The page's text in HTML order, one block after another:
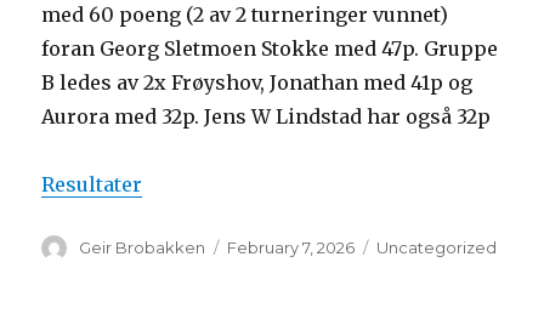
med 60 poeng (2 av 2 turneringer vunnet)
foran Georg Sletmoen Stokke med 47p. Gruppe
B ledes av 2x Frøyshov, Jonathan med 41p og
Aurora med 32p. Jens W Lindstad har også 32p
Resultater
Author
Geir Brobakken
Posted
February 7, 2026 Categories
Uncategorized